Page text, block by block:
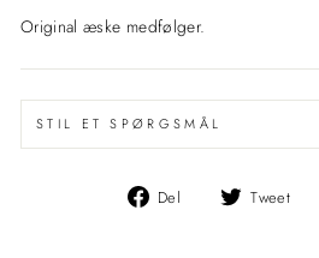
Original æske medfølger.
STIL ET SPØRGSMÅL
Del
Del
Tweet